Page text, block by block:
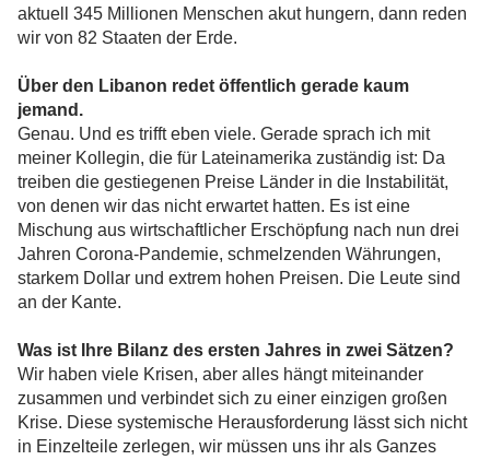
aktuell 345 Millionen Menschen akut hungern, dann reden
wir von 82 Staaten der Erde.
Über den Libanon redet öffentlich gerade kaum
jemand.
Genau. Und es trifft eben viele. Gerade sprach ich mit
meiner Kollegin, die für Lateinamerika zuständig ist: Da
treiben die gestiegenen Preise Länder in die Instabilität,
von denen wir das nicht erwartet hatten. Es ist eine
Mischung aus wirtschaftlicher Erschöpfung nach nun drei
Jahren Corona-Pandemie, schmelzenden Währungen,
starkem Dollar und extrem hohen Preisen. Die Leute sind
an der Kante.
Was ist Ihre Bilanz des ersten Jahres in zwei Sätzen?
Wir haben viele Krisen, aber alles hängt miteinander
zusammen und verbindet sich zu einer einzigen großen
Krise. Diese systemische Herausforderung lässt sich nicht
in Einzelteile zerlegen, wir müssen uns ihr als Ganzes